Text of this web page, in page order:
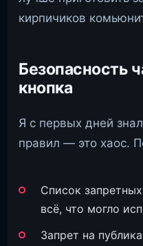
кирпичиков
Безопасность
кнопка
Я с первых дней
правил — это хаос.
Список
всё, что могло
Запрет на